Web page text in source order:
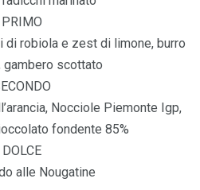
PRIMO
di robiola e zest di limone, burro
gambero scottato
Nocciole Piemonte Igp,
fondente 85%
DOLCE
alle Nougatine